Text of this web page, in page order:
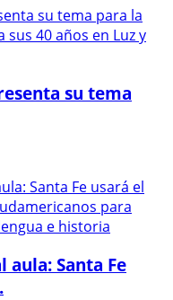
su tema
aula: Santa Fe